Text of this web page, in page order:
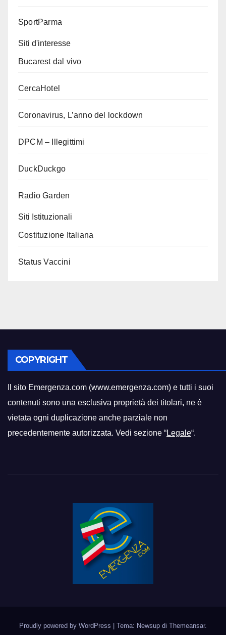
SportParma
Siti d'interesse
Bucarest dal vivo
CercaHotel
Coronavirus, L’anno del lockdown
DPCM – Illegittimi
DuckDuckgo
Radio Garden
Siti Istituzionali
Costituzione Italiana
Status Vaccini
COPYRIGHT
Il sito Emergenza.com (www.emergenza.com) e tutti i suoi
contenuti sono una esclusiva proprietà dei titolari, ne è
vietata ogni duplicazione anche parziale non
precedentemente autorizzata. Vedi sezione “Legale“.
Proudly powered by WordPress | Tema: Newsup di Themeansar.